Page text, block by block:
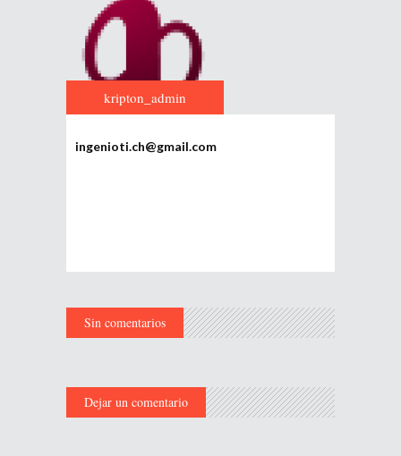
kripton_admin
ingenioti.ch@gmail.com
Sin comentarios
Dejar un comentario